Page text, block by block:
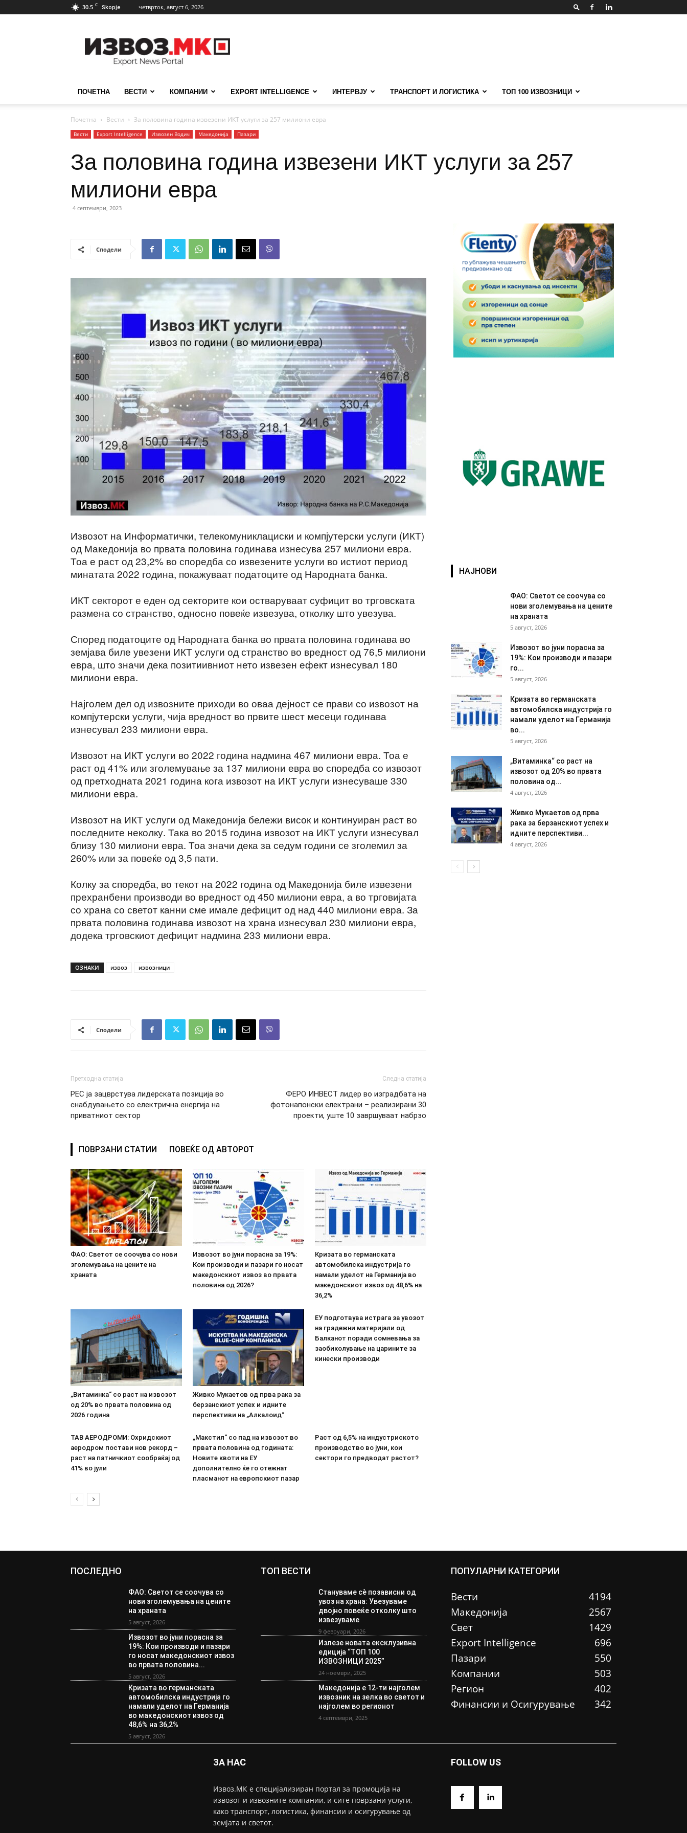
30.5 C Skopje четврток, август 6, 2026
ПОЧЕТНА ВЕСТИ КОМПАНИИ EXPORT INTELLIGENCE ИНТЕРВЈУ ТРАНСПОРТ И ЛОГИСТИКА ТОП 100 ИЗВОЗНИЦИ
Почетна Вести За половина година извезени ИКТ услуги за 257 милиони евра
Вести Еxport Intelligence Извозен Водич Македонија Пазари
За половина година извезени ИКТ услуги за 257
милиони евра
4 септември, 2023
Сподели
Извозот на Информатички, телекомуниклациски и компјутерски услуги (ИКТ)
од Македонија во првата половина годинава изнесува 257 милиони евра.
Тоа е раст од 23,2% во споредба со извезените услуги во истиот период
минатата 2022 година, покажуваат податоците од Народната банка.
ИКТ секторот е еден од секторите кои остваруваат суфицит во трговската
размена со странство, односно повеќе извезува, отколку што увезува.
Според податоците од Народната банка во првата половина годинава во
земјава биле увезени ИКТ услуги од странство во вредност од 76,5 милиони
евра, што значи дека позитиивниот нето извезен ефект изнесувал 180
милиони евра.
Најголем дел од извозните приходи во оваа дејност се прави со извозот на
компјутерски услуги, чија вредност во првите шест месеци годинава
изнесувал 233 милиони евра.
Извозот на ИКТ услуги во 2022 година надмина 467 милиони евра. Тоа е
раст од 41% или зголемување за 137 милиони евра во споредба со извозот
од претходната 2021 година кога извозот на ИКТ услуги изнесуваше 330
милиони евра.
Извозот на ИКТ услуги од Македонија бележи висок и континуиран раст во
последните неколку. Така во 2015 година извозот на ИКТ услуги изнесувал
близу 130 милиони евра. Тоа значи дека за седум години се зголемил за
260% или за повеќе од 3,5 пати.
Колку за споредба, во текот на 2022 година од Македонија биле извезени
прехранбени производи во вредност од 450 милиони евра, а во трговијата
со храна со светот канни сме имале дефицит од над 440 милиони евра. За
првата половина годинава извозот на храна изнесувал 230 милиони евра,
додека трговскиот дефицит надмина 233 милиони евра.
ОЗНАКИ извоз извозници
Сподели
Претходна статија
РЕС ја зацврстува лидерската позиција во
снабдувањето со електрична енергија на
приватниот сектор
Следна статија
ФЕРО ИНВЕСТ лидер во изградбата на
фотонапонски електрани – реализирани 30
проекти, уште 10 завршуваат набрзо
ПОВРЗАНИ СТАТИИ ПОВЕЌЕ ОД АВТОРОТ
ФАО: Светот се соочува со нови
зголемувања на цените на
храната
Извозот во јуни порасна за 19%:
Кои производи и пазари го носат
македонскиот извоз во првата
половина од 2026?
Кризата во германската
автомобилска индустрија го
намали уделот на Германија во
македонскиот извоз од 48,6% на
36,2%
„Витаминка“ со раст на извозот
од 20% во првата половина од
2026 година
Живко Мукаетов од прва рака за
берзанскиот успех и идните
перспективи на „Алкалоид“
ЕУ подготвува истрага за увозот
на градежни материјали од
Балканот поради сомневања за
заобиколување на царините за
кинески производи
ТАВ АЕРОДРОМИ: Охридскиот
аеродром постави нов рекорд –
раст на патничкиот сообраќај од
41% во јули
„Макстил“ со пад на извозот во
првата половина од годината:
Новите квоти на ЕУ
дополнително ќе го отежнат
пласманот на европскиот пазар
Раст од 6,5% на индустриското
производство во јуни, кои
сектори го предводат растот?
НАЈНОВИ
ФАО: Светот се соочува со
нови зголемувања на цените
на храната
5 август, 2026
Извозот во јуни порасна за
19%: Кои производи и пазари
го...
5 август, 2026
Кризата во германската
автомобилска индустрија го
намали уделот на Германија
во...
5 август, 2026
„Витаминка“ со раст на
извозот од 20% во првата
половина од...
4 август, 2026
Живко Мукаетов од прва
рака за берзанскиот успех и
идните перспективи...
4 август, 2026
ПОСЛЕДНО
ФАО: Светот се соочува со
нови зголемувања на цените
на храната
5 август, 2026
Извозот во јуни порасна за
19%: Кои производи и пазари
го носат македонскиот извоз
во првата половина...
5 август, 2026
Кризата во германската
автомобилска индустрија го
намали уделот на Германија
во македонскиот извоз од
48,6% на 36,2%
5 август, 2026
ТОП ВЕСТИ
Стануваме сè позависни од
увоз на храна: Увезуваме
двојно повеќе отколку што
извезуваме
9 февруари, 2026
Излезе новата ексклузивна
едиција “ТОП 100
ИЗВОЗНИЦИ 2025”
24 ноември, 2025
Македонија е 12-ти најголем
извозник на зелка во светот и
најголем во регионот
4 септември, 2025
ПОПУЛАРНИ КАТЕГОРИИ
Вести
4194
Македонија
2567
Свет
1429
Еxport Intelligence
696
Пазари
550
Компании
503
Регион
402
Финансии и Осигурување
342
ЗА НАС
Извоз.МК е специјализиран портал за промоција на
извозот и извозните компании, и сите поврзани услуги,
како транспорт, логистика, финансии и осигурување од
земјата и светот.
FOLLOW US